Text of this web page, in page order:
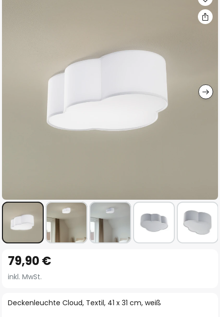
der
Anfang
der
springen
Deckenleuchte Cloud, Textil, 41 x 31 cm, weiß
79,90 €
inkl. MwSt.